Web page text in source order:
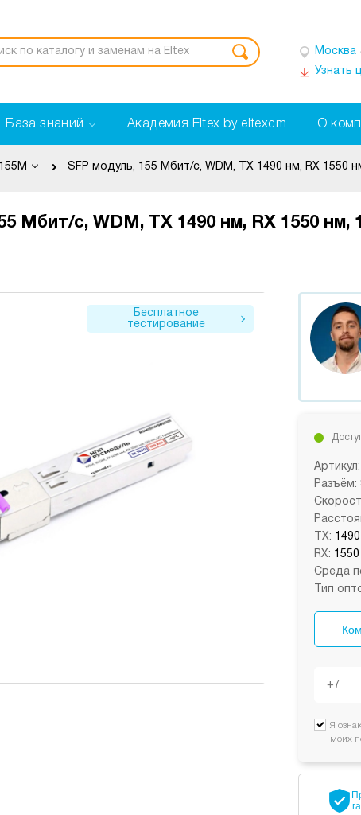
Москва
Узнать
База знаний Академия Eltex by eltexcm О
Мбит/с, WDM, TX 1490 нм, RX 1550 нм,
Бесплатное
тестирование
Артикул:
Разъём:
TX: 1490
RX: 1550
Среда
Тип
Я
моих